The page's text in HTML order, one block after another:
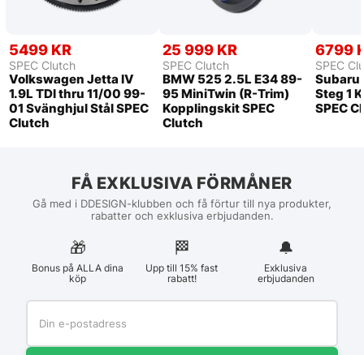
5499 KR
SPEC Clutch
Volkswagen Jetta IV
1.9L TDI thru 11/00 99-
01 Svänghjul Stål SPEC
Clutch
25 999 KR
SPEC Clutch
BMW 525 2.5L E34 89-
95 MiniTwin (R-Trim)
Kopplingskit SPEC
Clutch
6799
SPEC
Subaru
Steg 1
SPEC
FÅ EXKLUSIVA FÖRMÅNER
Gå med i DDESIGN-klubben och få förtur till nya produkter,
rabatter och exklusiva erbjudanden.
🎁
Bonus på ALLA dina
köp
🏁︎
Upp till 15% fast
rabatt!
🔔
Exklusiva
erbjudanden